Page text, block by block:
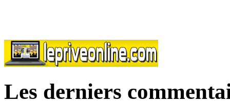
Les derniers